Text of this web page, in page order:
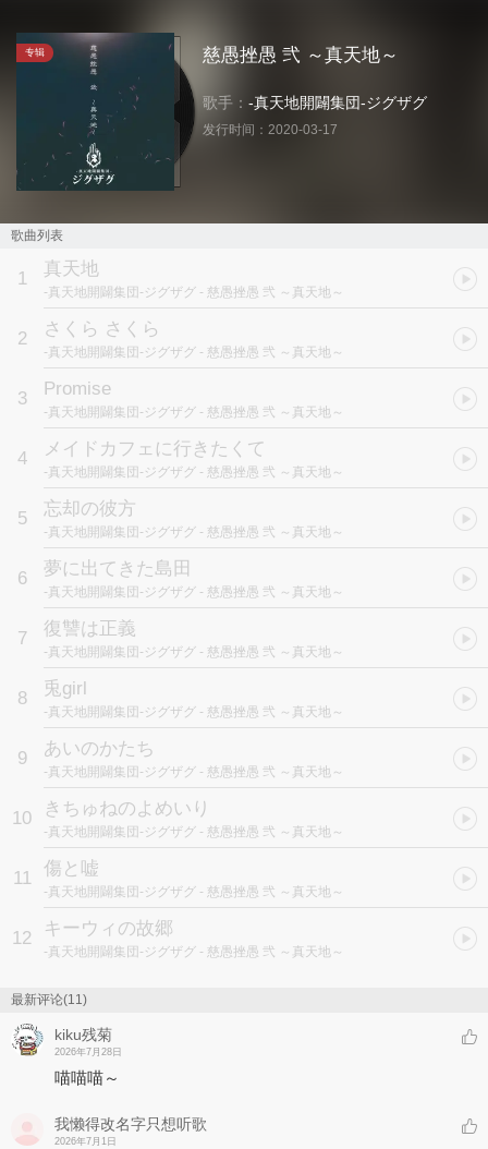
专辑 慈愚挫愚 弐 ～真天地～
歌手： -真天地開闢集団-ジグザグ
发行时间： 2020-03-17
歌曲列表
1 真天地
-真天地開闢集団-ジグザグ - 慈愚挫愚 弐 ～真天地～
2 さくら さくら
-真天地開闢集団-ジグザグ - 慈愚挫愚 弐 ～真天地～
3 Promise
-真天地開闢集団-ジグザグ - 慈愚挫愚 弐 ～真天地～
4 メイドカフェに行きたくて
-真天地開闢集団-ジグザグ - 慈愚挫愚 弐 ～真天地～
5 忘却の彼方
-真天地開闢集団-ジグザグ - 慈愚挫愚 弐 ～真天地～
6 夢に出てきた島田
-真天地開闢集団-ジグザグ - 慈愚挫愚 弐 ～真天地～
7 復讐は正義
-真天地開闢集団-ジグザグ - 慈愚挫愚 弐 ～真天地～
8 兎girl
-真天地開闢集団-ジグザグ - 慈愚挫愚 弐 ～真天地～
9 あいのかたち
-真天地開闢集団-ジグザグ - 慈愚挫愚 弐 ～真天地～
10 きちゅねのよめいり
-真天地開闢集団-ジグザグ - 慈愚挫愚 弐 ～真天地～
11 傷と嘘
-真天地開闢集団-ジグザグ - 慈愚挫愚 弐 ～真天地～
12 キーウィの故郷
-真天地開闢集団-ジグザグ - 慈愚挫愚 弐 ～真天地～
最新评论(11)
kiku残菊
2026年7月28日
喵喵喵～
我懒得改名字只想听歌
2026年7月1日